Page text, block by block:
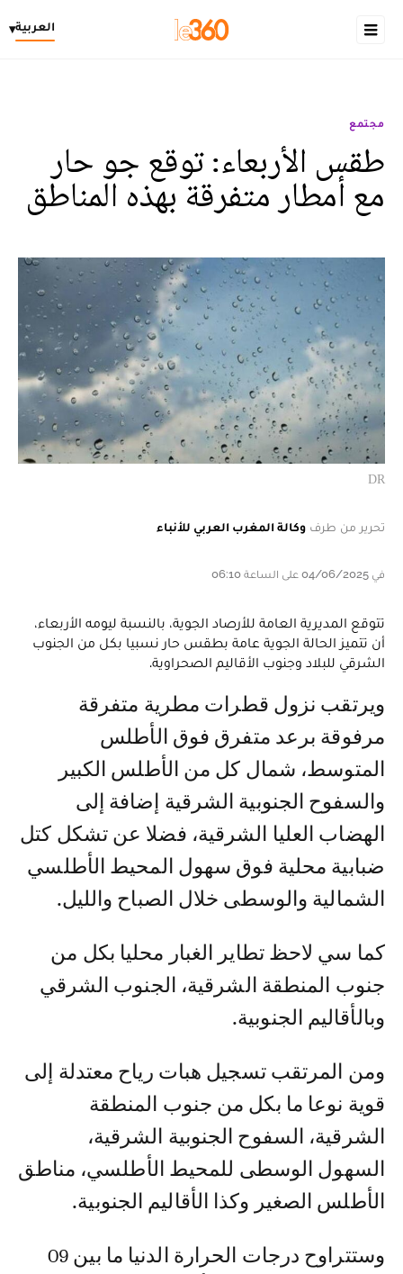
العربية▾
مجتمع
طقس الأربعاء: توقع جو حار
مع أمطار متفرقة بهذه المناطق
DR
تحرير من طرف وكالة المغرب العربي للأنباء
في 04/06/2025 على الساعة 06:10
تتوقع المديرية العامة للأرصاد الجوية، بالنسبة ليومه الأربعاء،
أن تتميز الحالة الجوية عامة بطقس حار نسبيا بكل من الجنوب
الشرقي للبلاد وجنوب الأقاليم الصحراوية.
ويرتقب نزول قطرات مطرية متفرقة
مرفوقة برعد متفرق فوق الأطلس
المتوسط، شمال كل من الأطلس الكبير
والسفوح الجنوبية الشرقية إضافة إلى
الهضاب العليا الشرقية، فضلا عن تشكل كتل
ضبابية محلية فوق سهول المحيط الأطلسي
الشمالية والوسطى خلال الصباح والليل.
كما سي لاحظ تطاير الغبار محليا بكل من
جنوب المنطقة الشرقية، الجنوب الشرقي
وبالأقاليم الجنوبية.
ومن المرتقب تسجيل هبات رياح معتدلة إلى
قوية نوعا ما بكل من جنوب المنطقة
الشرقية، السفوح الجنوبية الشرقية،
السهول الوسطى للمحيط الأطلسي، مناطق
الأطلس الصغير وكذا الأقاليم الجنوبية.
وستتراوح درجات الحرارة الدنيا ما بين 09